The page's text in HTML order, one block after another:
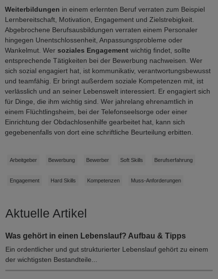
Weiterbildungen in einem erlernten Beruf verraten zum Beispiel
Lernbereitschaft, Motivation, Engagement und Zielstrebigkeit.
Abgebrochene Berufsausbildungen verraten einem Personaler
hingegen Unentschlossenheit, Anpassungsprobleme oder
Wankelmut. Wer soziales Engagement wichtig findet, sollte
entsprechende Tätigkeiten bei der Bewerbung nachweisen. Wer
sich sozial engagiert hat, ist kommunikativ, verantwortungsbewusst
und teamfähig. Er bringt außerdem soziale Kompetenzen mit, ist
verlässlich und an seiner Lebenswelt interessiert. Er engagiert sich
für Dinge, die ihm wichtig sind. Wer jahrelang ehrenamtlich in
einem Flüchtlingsheim, bei der Telefonseelsorge oder einer
Einrichtung der Obdachlosenhilfe gearbeitet hat, kann sich
gegebenenfalls von dort eine schriftliche Beurteilung erbitten.
Arbeitgeber Bewerbung Bewerber Soft Skills Berufserfahrung
Engagement Hard Skills Kompetenzen Muss-Anforderungen
Aktuelle Artikel
Was gehört in einen Lebenslauf? Aufbau & Tipps
Ein ordentlicher und gut strukturierter Lebenslauf gehört zu einem
der wichtigsten Bestandteile...